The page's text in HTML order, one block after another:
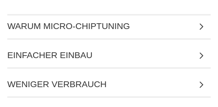
WARUM MICRO-CHIPTUNING
EINFACHER EINBAU
WENIGER VERBRAUCH